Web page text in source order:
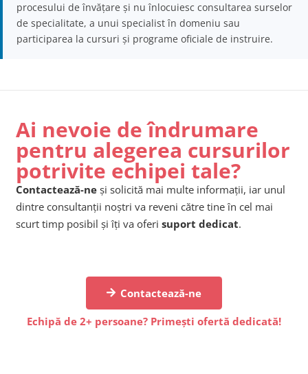
procesului de învățare și nu înlocuiesc consultarea surselor
de specialitate, a unui specialist în domeniu sau
participarea la cursuri și programe oficiale de instruire.
Ai nevoie de îndrumare
pentru alegerea cursurilor
potrivite echipei tale?
Contactează-ne și solicită mai multe informații, iar unul
dintre consultanții noștri va reveni către tine în cel mai
scurt timp posibil și îți va oferi suport dedicat.
Contactează-ne
Echipă de 2+ persoane? Primești ofertă dedicată!